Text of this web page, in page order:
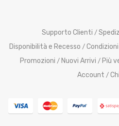
Supporto Clienti /
Disponibilità e Recesso /
Promozioni / Nuovi Arrivi / Più
Account /